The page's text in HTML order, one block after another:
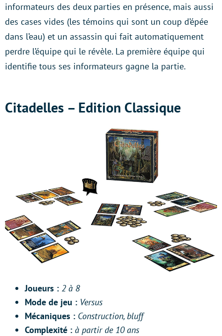
informateurs des deux parties en présence, mais aussi
des cases vides (les témoins qui sont un coup d’épée
dans l’eau) et un assassin qui fait automatiquement
perdre l’équipe qui le révèle. La première équipe qui
identifie tous ses informateurs gagne la partie.
Citadelles – Edition Classique
Joueurs : 2 à 8
Mode de jeu : Versus
Mécaniques : Construction, bluff
Complexité : à partir de 10 ans